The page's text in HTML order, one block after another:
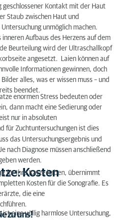
geschlossener Kontakt mit der Haut
Staub zwischen Haut und
unmöglich machen.
Aufbaus des Herzens auf dem
Beurteilung wird der Ultraschallkopf
angesetzt. Laien können auf
Informationen gewinnen, doch
alles, was er wissen muss – und
beendet.
enormen Stress bedeuten oder
dann macht eine Sedierung oder
nur in absoluten
für Zuchtuntersuchungen ist dies
das Untersuchungsergebnis und
nach Diagnose müssen anschließend
werden.
Kosten
für Ihre Katze haben, übernimmt
Kosten für die Sonografie. Es
die eine
zu uns!
eine völlig harmlose Untersuchung,